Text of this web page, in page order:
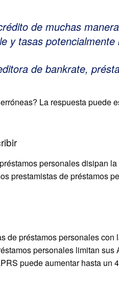
de muchas
y tasas potencialmente
de bankrate,
La respuesta puede
personales disipan
prestamistas de préstamos
de préstamos personales
personales limitan sus
puede aumentar hasta un